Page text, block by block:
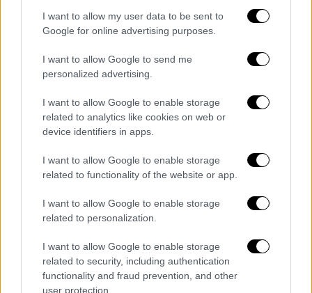
I want to allow my user data to be sent to
Google for online advertising purposes.
I want to allow Google to send me
personalized advertising.
I want to allow Google to enable storage
related to analytics like cookies on web or
device identifiers in apps.
I want to allow Google to enable storage
related to functionality of the website or app.
I want to allow Google to enable storage
related to personalization.
I want to allow Google to enable storage
related to security, including authentication
functionality and fraud prevention, and other
user protection.
Η επανέκδοση για τα 50ά γενέθλια του John
Lennon/Plastic Ono Band περιλαμβάνει 87
ηχογραφήσεις που θα ακουστούν για πρώτη
Mixes» των τραγουδιών του άλμπουμ χωρίς
τις επεμβάσεις του παραγωγού Phil Spector.
«Με τα άλμπουμ των Plastic Ono Band, άρεσε
και στον John και σ' εμένα η ιδέα αυτής της
όντως καθαρής, βασικής, ειλικρινούς
πραγματικότητας που επρόκειτο να
δώσουμε στον κόσμο» γράφει, στον πρόλογο
«Επηρεάζαμε άλλους καλλιτέχνες, δίνοντάς
τους κουράγιο, δίνοντας αξιοπρέπεια σε ένα